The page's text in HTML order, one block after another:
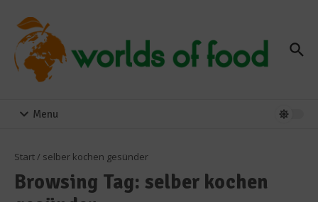
Menu
Start/ selber kochen gesünder
Browsing Tag: selber kochen